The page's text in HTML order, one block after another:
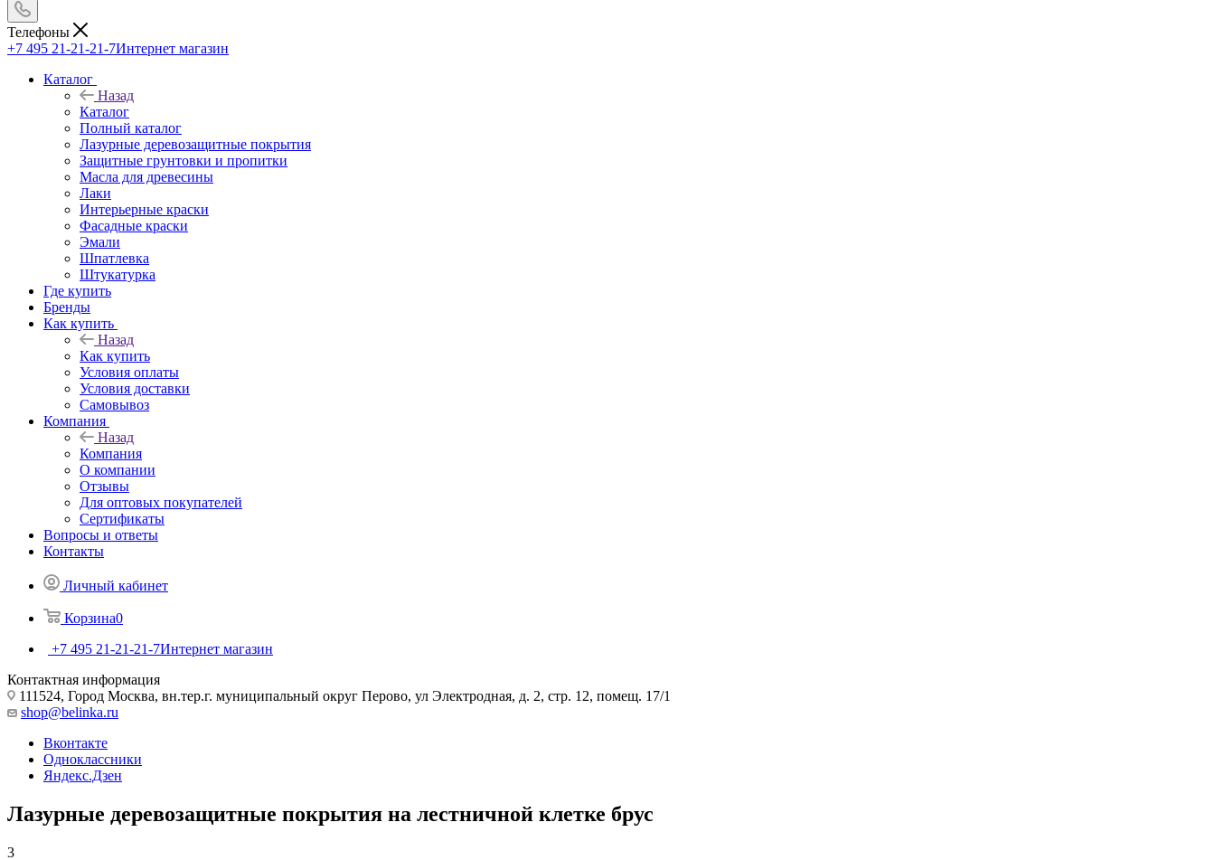
Телефоны
+7 495 21-21-21-7Интернет магазин
Каталог
Назад
Каталог
Полный каталог
Лазурные деревозащитные покрытия
Защитные грунтовки и пропитки
Масла для древесины
Лаки
Интерьерные краски
Фасадные краски
Эмали
Шпатлевка
Штукатурка
Где купить
Бренды
Как купить
Назад
Как купить
Условия оплаты
Условия доставки
Самовывоз
Компания
Назад
Компания
О компании
Отзывы
Для оптовых покупателей
Сертификаты
Вопросы и ответы
Контакты
Личный кабинет
Корзина0
+7 495 21-21-21-7Интернет магазин
Контактная информация
111524, Город Москва, вн.тер.г. муниципальный округ Перово, ул Электродная, д. 2, стр. 12, помещ. 17/1
shop@belinka.ru
Вконтакте
Одноклассники
Яндекс.Дзен
Лазурные деревозащитные покрытия на лестничной клетке брус
3